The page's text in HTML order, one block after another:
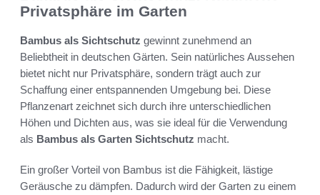
Privatsphäre im Garten
Bambus als Sichtschutz gewinnt zunehmend an
Beliebtheit in deutschen Gärten. Sein natürliches Aussehen
bietet nicht nur Privatsphäre, sondern trägt auch zur
Schaffung einer entspannenden Umgebung bei. Diese
Pflanzenart zeichnet sich durch ihre unterschiedlichen
Höhen und Dichten aus, was sie ideal für die Verwendung
als Bambus als Garten Sichtschutz macht.
Ein großer Vorteil von Bambus ist die Fähigkeit, lästige
Geräusche zu dämpfen. Dadurch wird der Garten zu einem